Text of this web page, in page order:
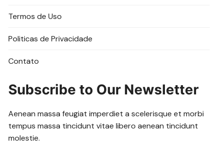
Termos de Uso
Politicas de Privacidade
Contato
Subscribe to Our Newsletter
Aenean massa feugiat imperdiet a scelerisque et morbi
tempus massa tincidunt vitae libero aenean tincidunt
molestie.